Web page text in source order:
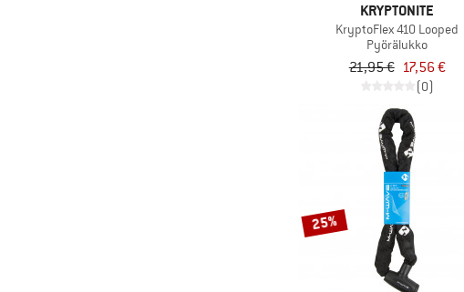
KRYPTONITE
KryptoFlex 410 Looped
Pyörälukko
21,95 € 17,56 €
(0)
25%